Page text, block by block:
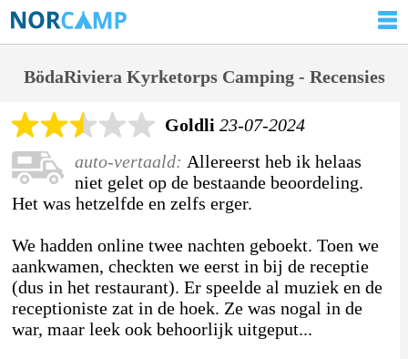
BödaRiviera Kyrketorps Camping - Recensies
Goldli 23-07-2024
auto-vertaald: Allereerst heb ik helaas
niet gelet op de bestaande beoordeling.
Het was hetzelfde en zelfs erger.
We hadden online twee nachten geboekt. Toen we
aankwamen, checkten we eerst in bij de receptie
(dus in het restaurant). Er speelde al muziek en de
receptioniste zat in de hoek. Ze was nogal in de
war, maar leek ook behoorlijk uitgeput...